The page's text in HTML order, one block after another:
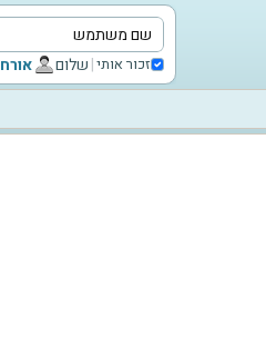
זכור אותי|שלום ‫אורח‬